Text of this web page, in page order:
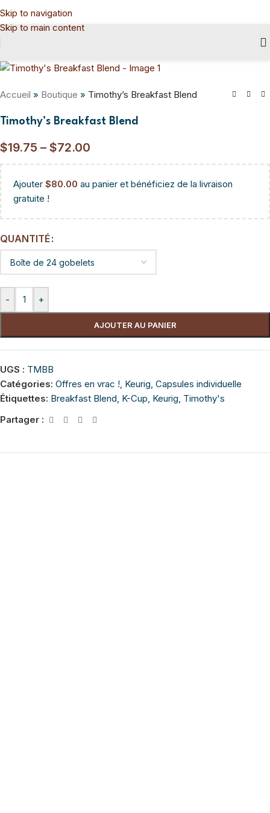
Skip to navigation
Skip to main content
Accueil » Boutique » Timothy’s Breakfast Blend
Timothy’s Breakfast Blend
$19.75 – $72.00
Ajouter $80.00 au panier et bénéficiez de la livraison
gratuite !
QUANTITÉ
- +
AJOUTER AU PANIER
UGS : TMBB
Catégories: Offres en vrac !, Keurig, Capsules individuelle
Étiquettes: Breakfast Blend, K-Cup, Keurig, Timothy's
Partager :